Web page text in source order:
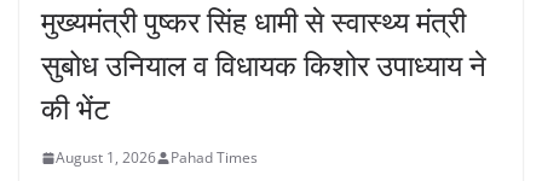
मुख्यमंत्री पुष्कर सिंह धामी से स्वास्थ्य मंत्री
सुबोध उनियाल व विधायक किशोर उपाध्याय ने
की भेंट
August 1, 2026 Pahad Times